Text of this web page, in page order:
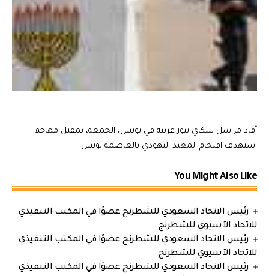
أفاد مراسل سكاي نيوز عربية في تونس، الجمعة، بمقتل مهاجم
استهدف اقتحام المعبد اليهودي بالعاصمة تونس.
You Might Also Like
رئيس الاتحاد السعودي للشطرنج عضوًا في المكتب التنفيذي
للاتحاد الآسيوي للشطرنج
رئيس الاتحاد السعودي للشطرنج عضوًا في المكتب التنفيذي
للاتحاد الآسيوي للشطرنج
رئيس الاتحاد السعودي للشطرنج عضوًا في المكتب التنفيذي